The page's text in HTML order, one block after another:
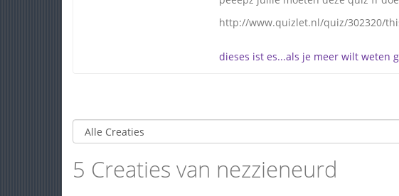
http://www.quizlet.nl/quiz/302320/
dieses ist es...als je meer wilt weten
5 Creaties van nezzieneurd